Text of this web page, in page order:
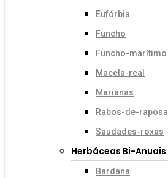
Eufórbia
Funcho
Funcho-marítimo
Macela-real
Marianas
Rabos-de-raposa
Saudades-roxas
Herbáceas Bi-Anuais
Bardana